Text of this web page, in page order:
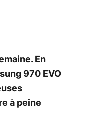
En
970 EVO
à peine